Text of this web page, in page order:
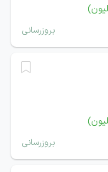
بروزرسانی
بروزرسانی